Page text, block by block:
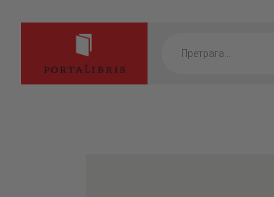
search